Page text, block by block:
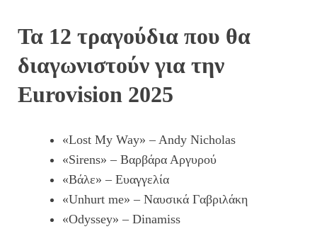
Τα 12 τραγούδια που θα
διαγωνιστούν για την
Eurovision 2025
«Lost My Way» – Andy Nicholas
«Sirens» – Βαρβάρα Αργυρού
«Βάλε» – Ευαγγελία
«Unhurt me» – Ναυσικά Γαβριλάκη
«Odyssey» – Dinamiss